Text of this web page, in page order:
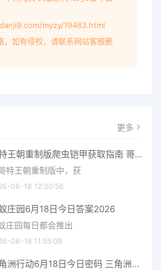
myzy/19483.html
，如有侵权，请联系网站客服删
更多
哥特王朝重制版爬虫铠甲获取指南 哥特王朝重制版爬虫铠甲获取方法
特王朝重制版中，获
06-18 12:30:56
庄园6月18日今日答案2026
庄园每日都会推出
06-18 11:55:08
三角洲行动6月18日今日密码 三角洲行动2026年6月18今日摩斯密码分享